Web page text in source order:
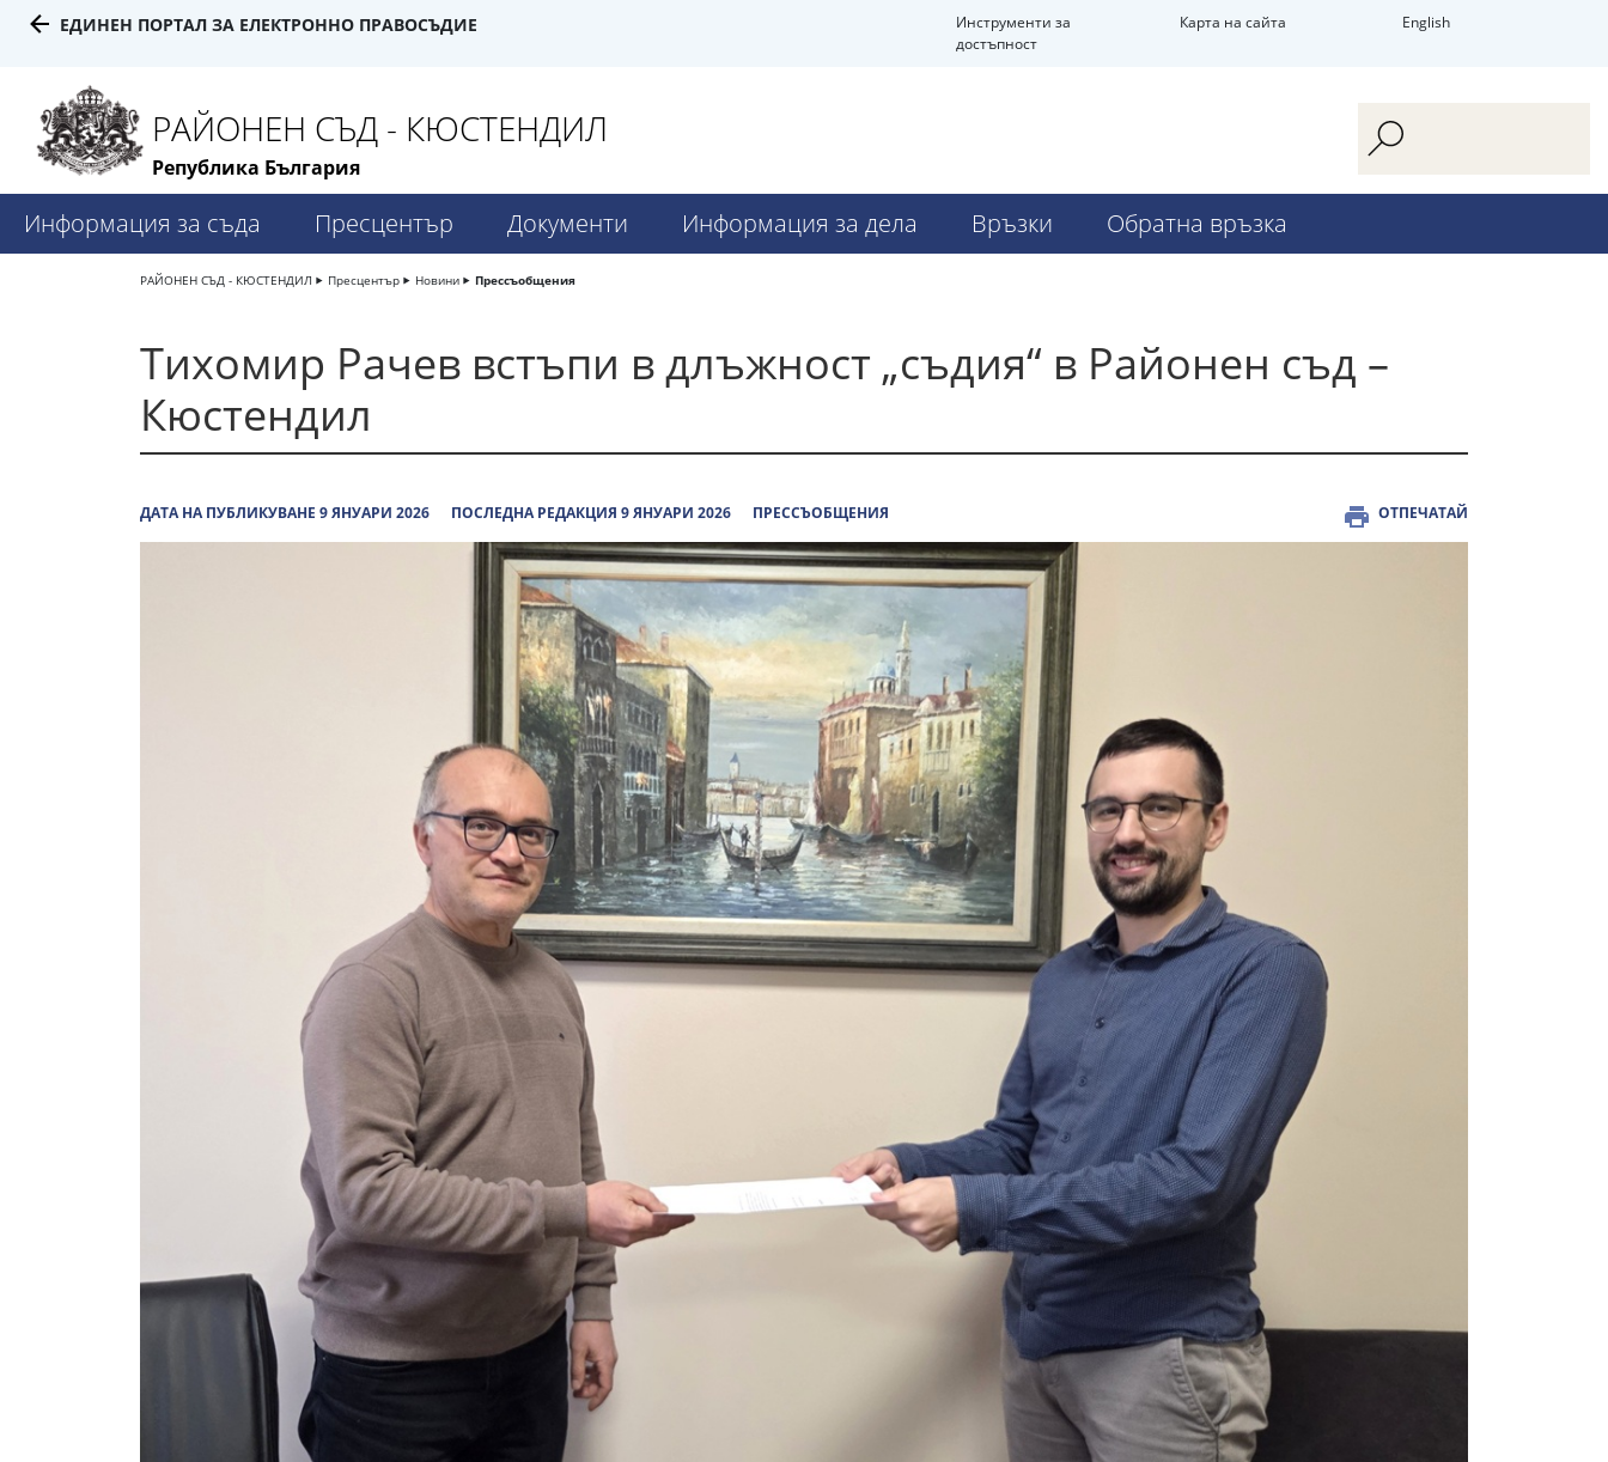
ЕДИНЕН ПОРТАЛ ЗА ЕЛЕКТРОННО ПРАВОСЪДИЕ
Инструменти за
достъпност
Карта на сайта English
РАЙОНЕН СЪД - КЮСТЕНДИЛ
Република България
Информация за съда Пресцентър Документи Информация за дела Връзки Обратна връзка
РАЙОНЕН СЪД - КЮСТЕНДИЛ Пресцентър Новини Прессъобщения
Тихомир Рачев встъпи в длъжност „съдия“ в Районен съд –
Кюстендил
ДАТА НА ПУБЛИКУВАНЕ 9 ЯНУАРИ 2026 ПОСЛЕДНА РЕДАКЦИЯ 9 ЯНУАРИ 2026 ПРЕССЪОБЩЕНИЯ ОТПЕЧАТАЙ